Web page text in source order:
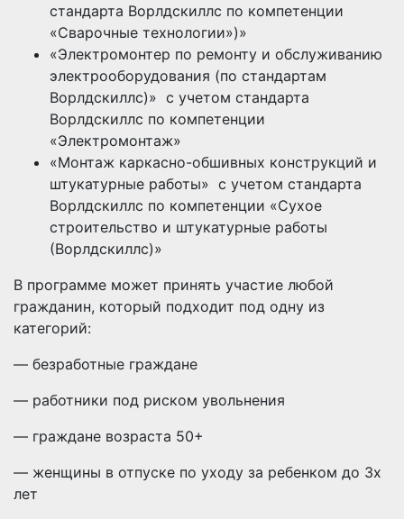
стандарта Ворлдскиллс по компетенции
«Сварочные технологии»)»
«Электромонтер по ремонту и обслуживанию
электрооборудования (по стандартам
Ворлдскиллс)» с учетом стандарта
Ворлдскиллс по компетенции
«Электромонтаж»
«Монтаж каркасно-обшивных конструкций и
штукатурные работы» с учетом стандарта
Ворлдскиллс по компетенции «Сухое
строительство и штукатурные работы
(Ворлдскиллс)»
В программе может принять участие любой
гражданин, который подходит под одну из
категорий:
— безработные граждане
— работники под риском увольнения
— граждане возраста 50+
— женщины в отпуске по уходу за ребенком до Зх
лет